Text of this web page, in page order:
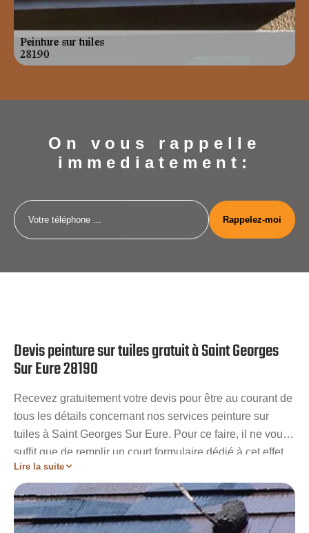
On vous rappelle
immediatement:
Devis peinture sur tuiles gratuit à Saint Georges
Sur Eure 28190
Recevez gratuitement votre devis pour être au courant de
tous les détails concernant nos services peinture sur
tuiles à Saint Georges Sur Eure. Pour ce faire, il ne vous
suffit que de remplir un court formulaire dédié à cet effet
sur notre site. En quelques heures seulement, vous aurez
votre devis peinture sur tuiles gratuit et personnalisé à
Saint Georges Sur Eure. Sachez qu’en plus d’être gratuit,
notre devis peinture sur tuiles à Saint Georges Sur Eure
Lire la suite